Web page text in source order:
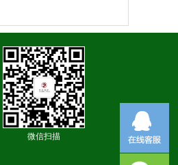
微信扫描